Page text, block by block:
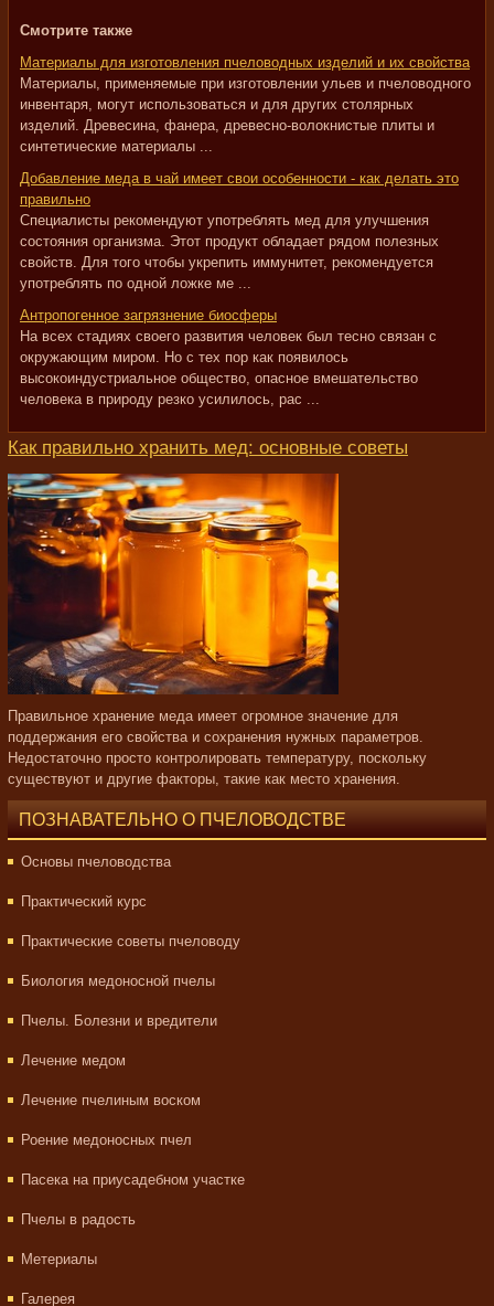
Смотрите также
Материалы для изготовления пчеловодных изделий и их свойства
Материалы, применяемые при изготовлении ульев и пчеловодного
инвентаря, могут использоваться и для других столярных
изделий. Древесина, фанера, древесно-волокнистые плиты и
синтетические материалы ...
Добавление меда в чай имеет свои особенности - как делать это
правильно
Специалисты рекомендуют употреблять мед для улучшения
состояния организма. Этот продукт обладает рядом полезных
свойств. Для того чтобы укрепить иммунитет, рекомендуется
употреблять по одной ложке ме ...
Антропогенное загрязнение биосферы
На всех стадиях своего развития человек был тесно связан с
окружающим миром. Но с тех пор как появилось
высокоиндустриальное общество, опасное вмешательство
человека в природу резко усилилось, рас ...
Как правильно хранить мед: основные советы
Правильное хранение меда имеет огромное значение для
поддержания его свойства и сохранения нужных параметров.
Недостаточно просто контролировать температуру, поскольку
существуют и другие факторы, такие как место хранения.
ПОЗНАВАТЕЛЬНО О ПЧЕЛОВОДСТВЕ
Основы пчеловодства
Практический курс
Практические советы пчеловоду
Биология медоносной пчелы
Пчелы. Болезни и вредители
Лечение медом
Лечение пчелиным воском
Роение медоносных пчел
Пасека на приусадебном участке
Пчелы в радость
Метериалы
Галерея